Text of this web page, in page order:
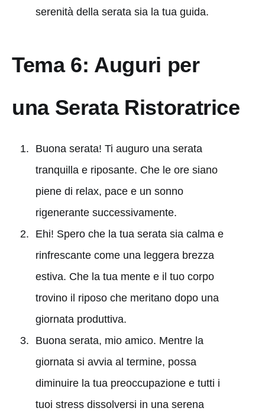
serenità della serata sia la tua guida.
Tema 6: Auguri per
una Serata Ristoratrice
Buona serata! Ti auguro una serata
tranquilla e riposante. Che le ore siano
piene di relax, pace e un sonno
rigenerante successivamente.
Ehi! Spero che la tua serata sia calma e
rinfrescante come una leggera brezza
estiva. Che la tua mente e il tuo corpo
trovino il riposo che meritano dopo una
giornata produttiva.
Buona serata, mio amico. Mentre la
giornata si avvia al termine, possa
diminuire la tua preoccupazione e tutti i
tuoi stress dissolversi in una serena